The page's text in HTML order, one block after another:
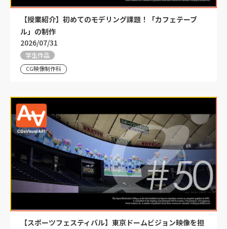
【授業紹介】初めてのモデリング課題！「カフェテーブ
ル」の制作
2026/07/31
学生作品
CG映像制作科
【スポーツフェスティバル】東京ドームビジョン映像を担